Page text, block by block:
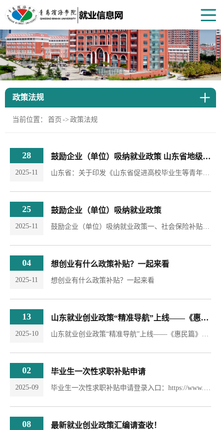
政策法规
当前位置： 首页 -> 政策法规
28
2025-11
鼓励企业（单位）吸纳就业政策 山东省地级市政策（面向用人单位）
25
2025-11
鼓励企业（单位）吸纳就业政策
04
2025-11
想创业有什么政策补贴？一起来看
想创业有什么政策补贴？一起来看
13
2025-10
山东就业创业政策“精准导航”上线——《惠民篇》《惠企篇》
02
2025-09
毕业生一次性求职补贴申请
08 最新就业创业政策汇编请查收！